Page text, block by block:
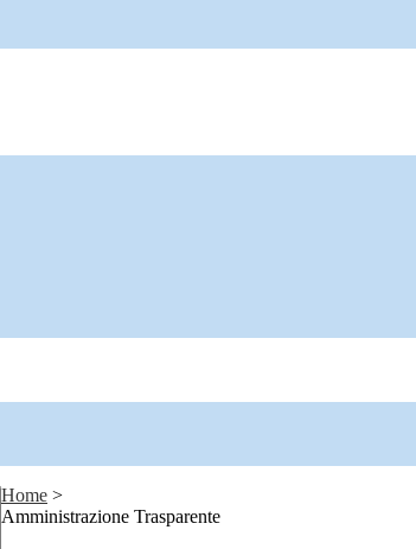
Home >
Amministrazione Trasparente